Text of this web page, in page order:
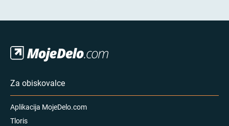
Za obiskovalce
Aplikacija MojeDelo.com
Tloris